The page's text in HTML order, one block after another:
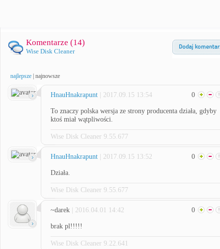
Komentarze (14)
Wise Disk Cleaner
najlepsze najnowsze
HnauHnakrapunt | 2017.09.15 13:54 0
To znaczy polska wersja ze strony producenta działa, gdyby
ktoś miał wątpliwości.
Wise Disk Cleaner 9.55.677
HnauHnakrapunt | 2017.09.15 13:52 0
Działa.
Wise Disk Cleaner 9.55.677
~darek | 2016.04.01 14:42 0
brak pl!!!!!
Wise Disk Cleaner 9.22.641